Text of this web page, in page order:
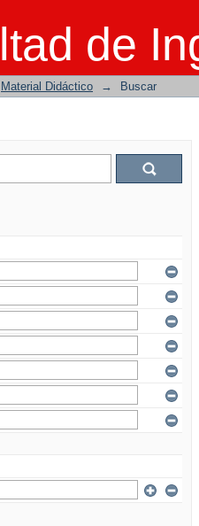
de
Material Didáctico → Buscar